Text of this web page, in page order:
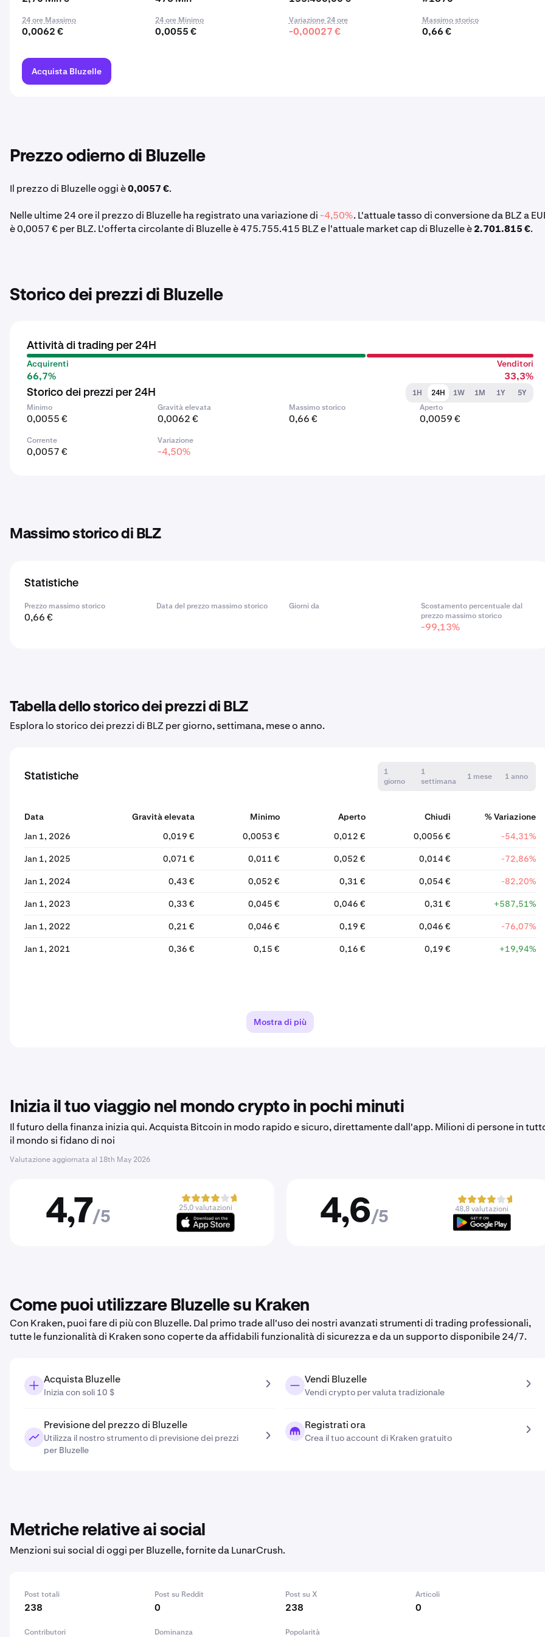
24 ore Massimo
0,0062 €
24 ore Minimo
0,0055 €
Variazione 24 ore
-0,00027 €
Massimo storico
0,66 €
Acquista Bluzelle
Prezzo odierno di Bluzelle
Il prezzo di Bluzelle oggi è0,0057 €.
Nelle ultime 24 ore il prezzo di Bluzelle ha registrato una variazione di-4,50%. L'attuale tasso di conversione da BLZ a
è 0,0057 € per BLZ. L'offerta circolante di Bluzelle è 475.755.415 BLZ e l'attuale market cap di Bluzelle è2.701.815 €.
Storico dei prezzi di Bluzelle
Attività di trading per 24H
Acquirenti
66,7%
Venditori
33,3%
Storico dei prezzi per 24H 1H 24H 1W 1M 1Y
5Y
Minimo
0,0055 €
Gravità elevata
0,0062 €
Massimo storico
0,66 €
Aperto
0,0059 €
Corrente
0,0057 €
Variazione
-4,50%
Massimo storico di BLZ
Statistiche
Prezzo massimo storico
0,66 €
Data del prezzo massimo storico Giorni da
Scostamento percentuale dal
prezzo massimo storico
-99,13%
Tabella dello storico dei prezzi di BLZ
Esplora lo storico dei prezzi di BLZ per giorno, settimana, mese o anno.
Statistiche
1
giorno
1
settimana
1 mese 1 anno
Data Gravità elevata Minimo Aperto Chiudi
% Variazione
Jan 1, 2026
0,019 € 0,0053 € 0,012 € 0,0056 € -54,31%
Jan 1, 2025 0,071 € 0,011 € 0,052 € 0,014 € -72,86%
Jan 1, 2024 0,43 € 0,052 € 0,31 € 0,054 € -82,20%
Jan 1, 2023 0,33 € 0,045 € 0,046 € 0,31 € +587,51%
Jan 1, 2022 0,21 € 0,046 € 0,19 € 0,046 € -76,07%
Jan 1, 2021 0,36 € 0,15 € 0,16 € 0,19 € +19,94%
Mostra di più
Inizia il tuo viaggio nel mondo crypto in pochi minuti
Il futuro della finanza inizia qui. Acquista Bitcoin in modo rapido e sicuro, direttamente dall'app. Milioni di persone in
il mondo si fidano di noi
Valutazione aggiornata al 18th May 2026
4,7/5
25,0 valutazioni 4,6/5
48,8 valutazioni
Come puoi utilizzare Bluzelle su Kraken
Con Kraken, puoi fare di più con Bluzelle. Dal primo trade all'uso dei nostri avanzati strumenti di trading professionali,
tutte le funzionalità di Kraken sono coperte da affidabili funzionalità di sicurezza e da un supporto disponibile 24/7.
Acquista Bluzelle
Inizia con soli 10 $
Vendi Bluzelle
Vendi crypto per valuta tradizionale
Previsione del prezzo di Bluzelle
Utilizza il nostro strumento di previsione dei prezzi
per Bluzelle
Registrati ora
Crea il tuo account di Kraken gratuito
Metriche relative ai social
Menzioni sui social di oggi per Bluzelle, fornite da LunarCrush.
Post totali
238
Post su Reddit
0
Post su X
238
Articoli
0
Contributori Dominanza Popolarità